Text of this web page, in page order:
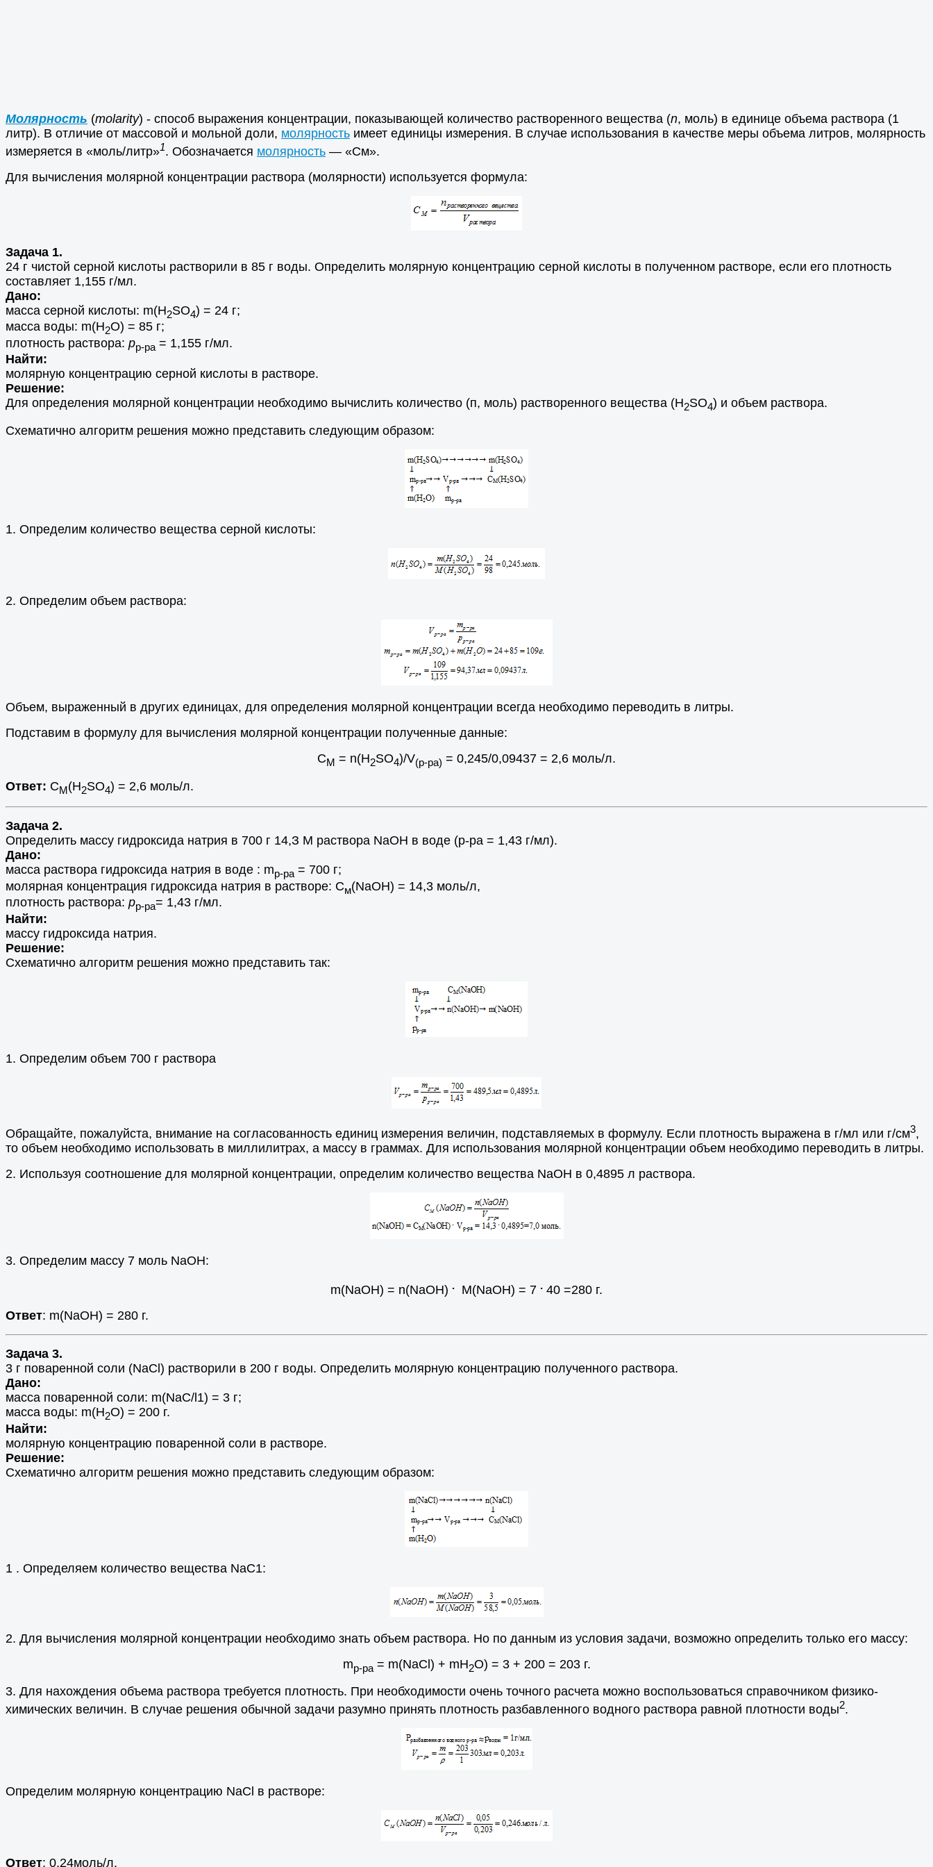
Молярность (molarity) - способ выражения концентрации, показывающей количество растворенного вещества (n, моль) в единице объема раствора (1
литр). В отличие от массовой и мольной доли, молярность имеет единицы измерения. В случае использования в качестве меры объема литров, молярность
измеряется в «моль/литр»1. Обозначается молярность — «См».
Для вычисления молярной концентрации раствора (молярности) используется формула:
Задача 1.
24 г чистой серной кислоты растворили в 85 г воды. Определить молярную концентрацию серной кислоты в полученном растворе, если его плотность
составляет 1,155 г/мл.
Дано:
масса серной кислоты: m(Н2SО4) = 24 г;
масса воды: m(Н2О) = 85 г;
плотность раствора: рр-ра = 1,155 г/мл.
Найти:
молярную концентрацию серной кислоты в растворе.
Решение:
Для определения молярной концентрации необходимо вычислить количество (п, моль) растворенного вещества (Н2SО4) и объем раствора.
Схематично алгоритм решения можно представить следующим образом:
1. Определим количество вещества серной кислоты:
2. Определим объем раствора:
Объем, выраженный в других единицах, для определения молярной концентрации всегда необходимо переводить в литры.
Подставим в формулу для вычисления молярной концентрации полученные данные:
CМ = n(H2SO4)/V(p-pa) = 0,245/0,09437 = 2,6 моль/л.
Ответ: СМ(Н2SO4) = 2,6 моль/л.
Задача 2.
Определить массу гидроксида натрия в 700 г 14,З М раствора NаОН в воде (р-ра = 1,43 г/мл).
Дано:
масса раствора гидроксида натрия в воде : mр-ра = 700 г;
молярная концентрация гидроксида натрия в растворе: См(NаОН) = 14,3 моль/л,
плотность раствора: рр-ра= 1,43 г/мл.
Найти:
массу гидроксида натрия.
Решение:
Схематично алгоритм решения можно представить так:
1. Определим объем 700 г раствора
Обращайте, пожалуйста, внимание на согласованность единиц измерения величин, подставляемых в формулу. Если плотность выражена в г/мл или г/см3,
то объем необходимо использовать в миллилитрах, а массу в граммах. Для использования молярной концентрации объем необходимо переводить в литры.
2. Используя соотношение для молярной концентрации, определим количество вещества NаОН в 0,4895 л раствора.
3. Определим массу 7 моль NаОН:
m(NaOH) = n(NaOH) . M(NaOH) = 7 . 40 =280 г.
Ответ: m(NaOH) = 280 г.
Задача 3.
3 г поваренной соли (NаСl) растворили в 200 г воды. Определить молярную концентрацию полученного раствора.
Дано:
масса поваренной соли: m(NаС/l1) = 3 г;
масса воды: m(Н2О) = 200 г.
Найти:
молярную концентрацию поваренной соли в растворе.
Решение:
Схематично алгоритм решения можно представить следующим образом:
1 . Определяем количество вещества NаС1:
2. Для вычисления молярной концентрации необходимо знать объем раствора. Но по данным из условия задачи, возможно определить только его массу:
mр-ра = m(NаСl) + mН2О) = 3 + 200 = 203 г.
3. Для нахождения объема раствора требуется плотность. При необходимости очень точного расчета можно воспользоваться справочником физико-
химических величин. В случае решения обычной задачи разумно принять плотность разбавленного водного раствора равной плотности воды2.
Определим молярную концентрацию NаСl в растворе:
Ответ: 0,24моль/л.